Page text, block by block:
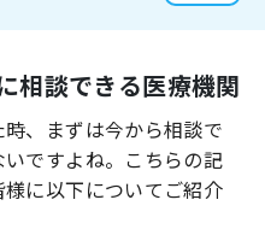
相談できる医療機関
、まずは今から相談で
ですよね。こちらの記
に以下についてご紹介